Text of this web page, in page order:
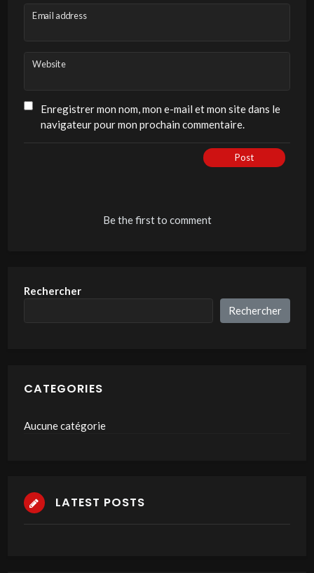
Email address
Website
Enregistrer mon nom, mon e-mail et mon site dans le
navigateur pour mon prochain commentaire.
Post
Be the first to comment
Rechercher
Rechercher
CATEGORIES
Aucune catégorie
LATEST POSTS